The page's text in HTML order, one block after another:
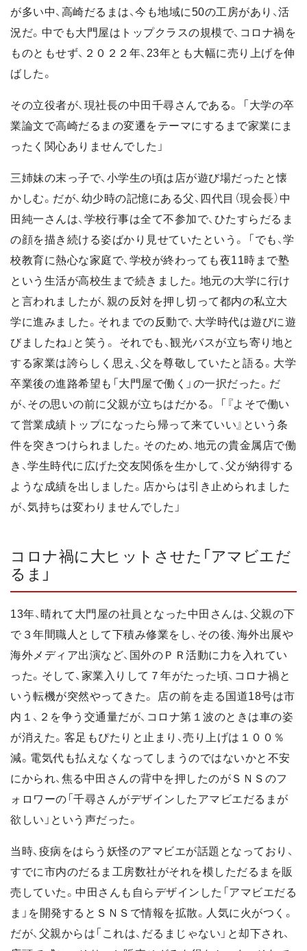
が多い中、高崎だるまは、今も地域に50の工房があり、活
況だ。中でも大門屋はトップクラスの規模で、コロナ禍を
ものともせず、２０２２年、23年とも大幅に売り上げを伸
ばした。
その立役者が、現社長の中田千尋さんである。 「大学の卒
業論文で高崎だるまの変遷をテーマにするまで家業にま
ったく関心ありませんでした」
三姉妹の末っ子で、小学生の頃は店が遊び場だったと懐
かしむ。だが、幼少時の記憶にある父、四代目（現会長）中
田純一さんは、学校行事は全て不参加で、ひたすらだるま
の顔を描き続ける姿ばかり見せていたという。 「でも、学
校教育に熱心な家庭で、学校が終わっても夜11時まで塾
という生活が高校生まで続きました。地元の大学に行け
と言われましたが、親の反対を押し切って都内の私立大
学に進みました。それまでの反動で、大学時代は遊びに遊
びましたね」と笑う。 それでも、観光バスが立ち寄り地と
する家業は誇らしく思え、父を尊敬していたと語る。大学
卒業後の進路希望も「大門屋で働く」の一択だった。だ
が、その思いの前に父親が立ちはだかる。 「『よそで働い
て営業成績トップになったら帰って来ていい』という条
件を突きつけられました。そのため、地元の貴金属店で働
き、学生時代に広げた交友関係を生かして、父が納得する
ような成績を出しました。店からは引き止められました
が、気持ちは変わりませんでした」
コロナ禍に大ヒットさせた「アマビエだ
るま」
13年、晴れて大門屋の社員となった中田さんは、父親の下
で３年間職人として下積み修業をし、その後、海外出展や
海外メディア出演など、国外のＰＲ活動に力を入れてい
った。そして、家業入りして７年がたった頃、コロナ禍と
いう転機が突然やってきた。 店の前を走る国道18号は市
内１、２を争う交通量だが、コロナ第１波のときは車の姿
が消えた。客足もぴたりと止まり、売り上げは１００％
減。電気代も払えなくなってしまうのではないかと不安
にかられ、焦る中田さんの背中を押したのがＳＮＳのフ
ォロワーの「千尋さんがデザインしたアマビエだるまが
欲しい」という声だった。
当時、疫病をはらう妖怪のアマビエが話題となっており、
すでに市内のだるま工房数社がそれを模しただるまを販
売していた。中田さんも自らデザインした「アマビエだる
ま」を開発するとＳＮＳで情報を拡散。人気に火がつく。
だが、父親からは「これは、だるまじゃない」と却下され、